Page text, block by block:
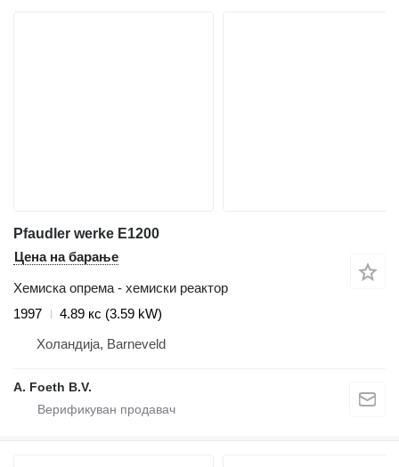
Pfaudler werke E1200
Цена на барање
Хемиска опрема - хемиски реактор
1997
4.89 кс (3.59 kW)
Холандија, Barneveld
A. Foeth B.V.